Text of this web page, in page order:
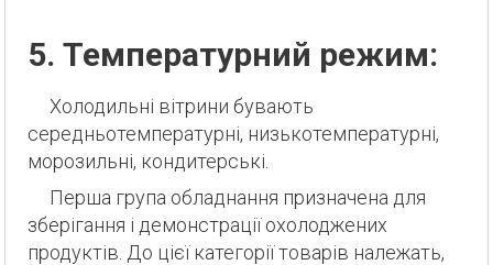
5. Температурний режим:
Холодильні вітрини бувають
середньотемпературні, низькотемпературні,
морозильні, кондитерські.
Перша група обладнання призначена для
зберігання і демонстрації охолоджених
продуктів. До цієї категорії товарів належать,